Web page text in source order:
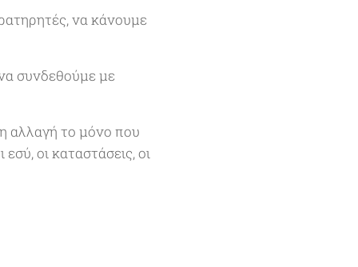
να κάνουμε
συνδεθούμε με
αλλαγή το μόνο που
οι καταστάσεις, οι